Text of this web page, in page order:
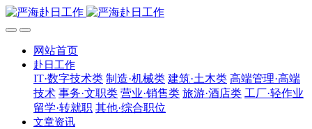
网站首页
赴日工作
IT·数字技术类 制造·机械类 建筑·土木类 高端管理·高端
技术 事务·文职类 营业·销售类 旅游·酒店类 工厂·轻作业
留学·转就职 其他·综合职位
文章资讯